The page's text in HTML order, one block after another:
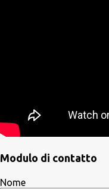
Modulo di contatto
Nome